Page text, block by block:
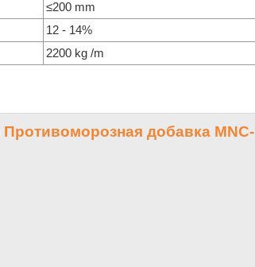
≤200 mm
12 - 14%
2200 kg /m
Противоморозная добавка MNC-